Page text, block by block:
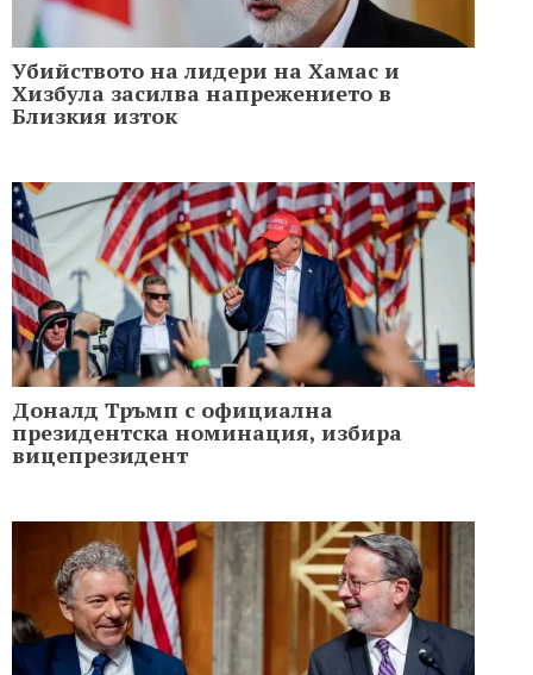
Убийството на лидери на Хамас и
Хизбула засилва напрежението в
Близкия изток
Доналд Тръмп с официална
президентска номинация, избира
вицепрезидент